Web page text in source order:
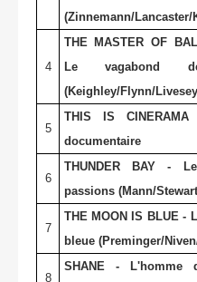
(Zinnemann/Lancaster/
4
THE MASTER OF
Le vagabond
(Keighley/Flynn/
5
THIS IS
documentaire
6
THUNDER BAY -
passions (Mann/
7
THE MOON IS BLUE -
bleue (Preminger/
8
SHANE - L'homme